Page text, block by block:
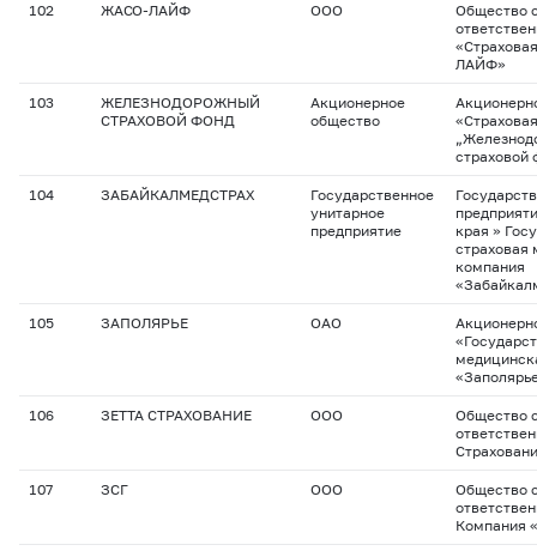
102 ЖАСО-ЛАЙФ ООО
Общество
ЛАЙФ»
103
ЖЕЛЕЗНОДОРОЖНЫЙ
СТРАХОВОЙ ФОНД
Акционерное
общество
страховой
104 ЗАБАЙКАЛМЕДСТРАХ
Государственное
унитарное
предприятие
края »
страховая
компания
105 ЗАПОЛЯРЬЕ ОАО
106 ЗЕТТА СТРАХОВАНИЕ ООО
Общество
107 ЗСГ ООО
Общество
Компания